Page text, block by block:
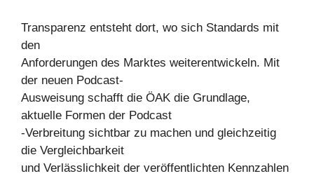
Transparenz entsteht dort, wo sich Standards mit
den
Anforderungen des Marktes weiterentwickeln. Mit
der neuen Podcast-
Ausweisung schafft die ÖAK die Grundlage,
aktuelle Formen der Podcast
-Verbreitung sichtbar zu machen und gleichzeitig
die Vergleichbarkeit
und Verlässlichkeit der veröffentlichten Kennzahlen